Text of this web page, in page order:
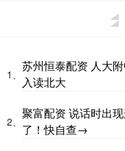
1、
苏州恒泰配资 人大
入读北大
2、
聚富配资 说话时出
了！快自查→